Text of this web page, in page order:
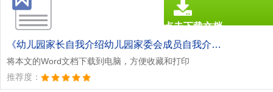
《幼儿园家长自我介绍幼儿园家委会成员自我介绍.doc》
将本文的Word文档下载到电脑，方便收藏和打印
推荐度：
点击下载文档
文档为doc格式